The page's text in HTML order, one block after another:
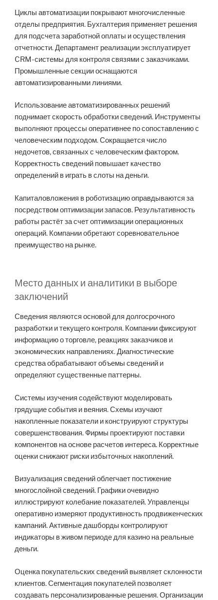
Циклы автоматизации покрывают многочисленные
отделы предприятия. Бухгалтерия применяет решения
для подсчета заработной оплаты и осуществления
отчетности. Департамент реализации эксплуатирует
CRM-системы для контроля связями с заказчиками.
Промышленные секции оснащаются
автоматизированными линиями.
Использование автоматизированных решений
поднимает скорость обработки сведений. Инструменты
выполняют процессы оперативнее по сопоставлению с
человеческим подходом. Сокращается число
недочетов, связанных с человеческим фактором.
Корректность сведений повышает качество
определений в играть в слоты на деньги.
Капиталовложения в роботизацию оправдываются за
посредством оптимизации запасов. Результативность
работы растёт за счет оптимизации операционных
операций. Компании обретают соревновательное
преимущество на рынке.
Место данных и аналитики в выборе
заключений
Сведения являются основой для долгосрочного
разработки и текущего контроля. Компании фиксируют
информацию о торговле, реакциях заказчиков и
экономических направлениях. Диагностические
средства обрабатывают объемы сведений и
определяют существенные паттерны.
Системы изучения содействуют моделировать
грядущие события и веяния. Схемы изучают
накопленные показатели и конструируют структуры
совершенствования. Фирмы проектируют поставки
компонентов на основе расчетов интереса. Корректные
оценки снижают риски избыточных накоплений.
Визуализация сведений облегчает постижение
многослойной сведений. Графики очевидно
иллюстрируют колебание показателей. Управленцы
оперативно измеряют продуктивность продвиженческих
кампаний. Активные дашборды контролируют
индикаторы в живом периоде для казино на реальные
деньги.
Оценка покупательских сведений выявляет склонности
клиентов. Сегментация покупателей позволяет
создавать персонализированные решения. Организации